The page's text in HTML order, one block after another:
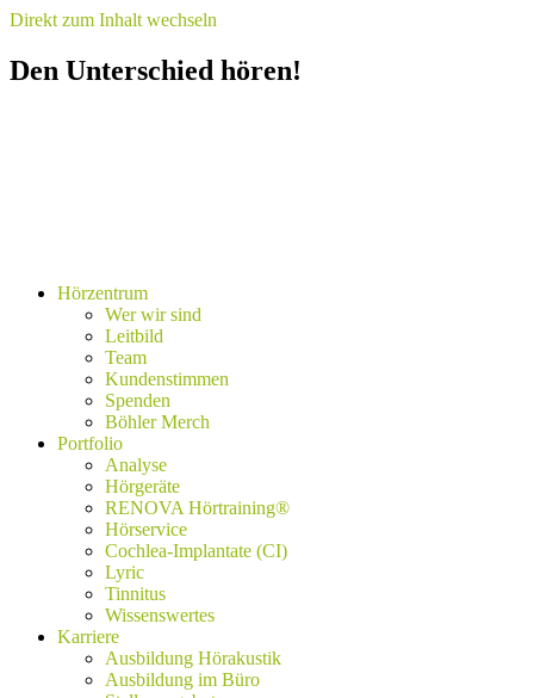
Direkt zum Inhalt wechseln
Den Unterschied hören!
Hörzentrum
Wer wir sind
Leitbild
Team
Kundenstimmen
Spenden
Böhler Merch
Portfolio
Analyse
Hörgeräte
RENOVA Hörtraining®
Hörservice
Cochlea-Implantate (CI)
Lyric
Tinnitus
Wissenswertes
Karriere
Ausbildung Hörakustik
Ausbildung im Büro